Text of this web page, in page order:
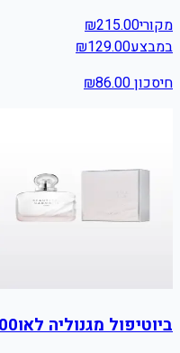
מקורי ₪215.00
במבצע
₪129.00
חיסכון ₪86.00
ביוטיפול מגנוליה לאו100מ